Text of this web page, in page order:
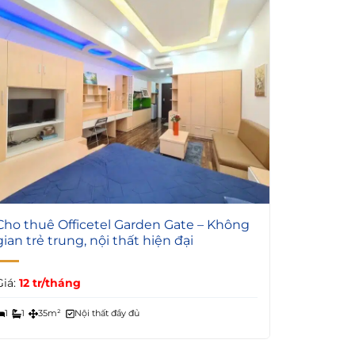
5
thuê Officetel Garden Gate – Không
trẻ trung, nội thất hiện đại
12 tr/tháng
1 1 35m² Nội thất đầy đủ